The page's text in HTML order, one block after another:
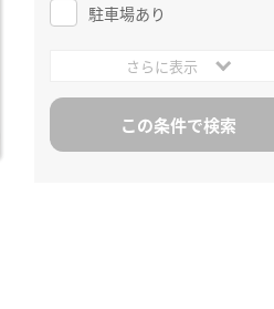
駐車場あり
さらに表示